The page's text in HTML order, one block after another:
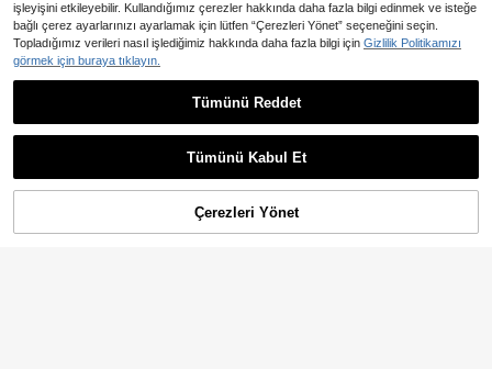
En Çok Satanlar Hourglow
Hourglow Allicaitlin Büyük Beden K
Yaka Volanlı Etek Şık Elbise, Kum S
10 kaldı
En Çok Satanlar Vionelle
Vionelle Büyük Beden Kadın Siyah
rif Randevu Gecesi Kıyafeti, V Yaka
Geniş Kollu Kısa A Kesim Payetli Pa
rti Mini Elbisesi
426
SEPETE EKLE
işleyişini etkileyebilir. Kullandığımız çerezler hakkında daha fazla bilgi edinmek ve isteğe
bağlı çerez ayarlarınızı ayarlamak için lütfen “Çerezleri Yönet” seçeneğini seçin.
Topladığımız verileri nasıl işlediğimiz hakkında daha fazla bilgi için Gizlilik Politikamızı
görmek için buraya tıklayın.
Tümünü Reddet
Tümünü Kabul Et
Çerezleri Yönet